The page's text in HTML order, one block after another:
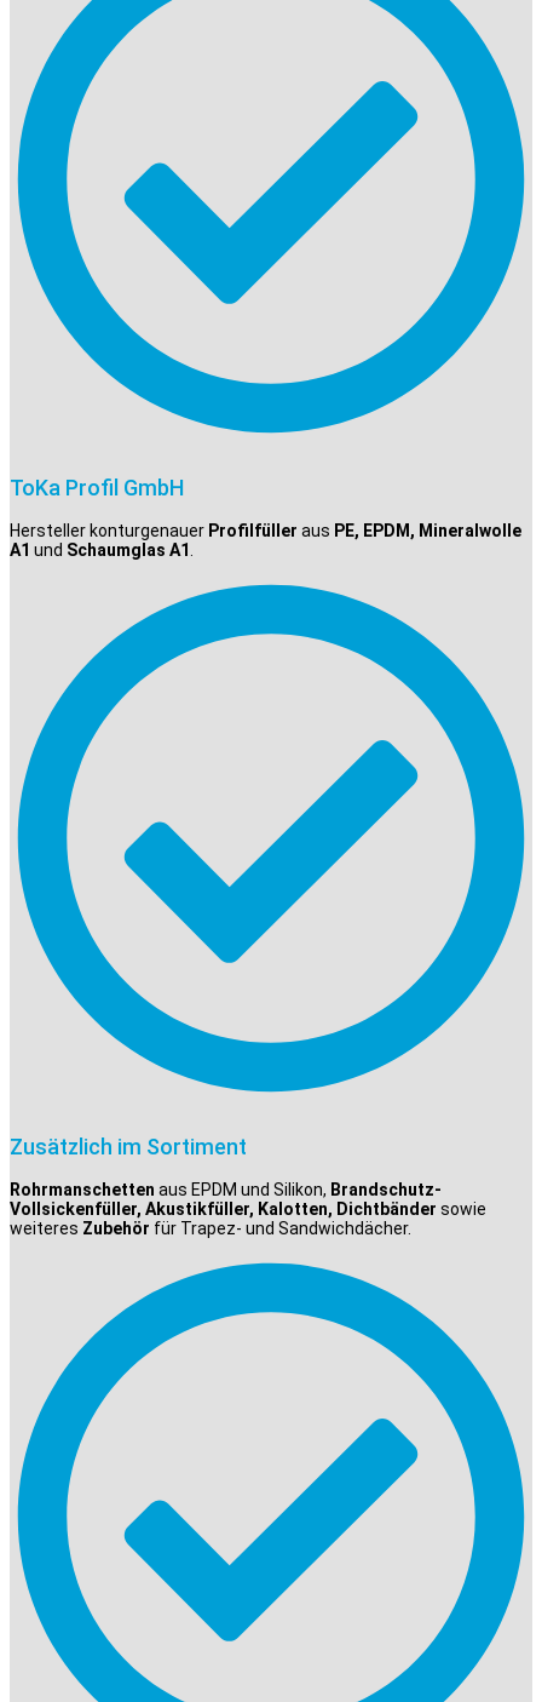
ToKa Profil GmbH
Hersteller konturgenauer Profilfüller aus PE, EPDM, Mineralwolle
A1 und Schaumglas A1.
Zusätzlich im Sortiment
Rohrmanschetten aus EPDM und Silikon, Brandschutz-
Vollsickenfüller, Akustikfüller, Kalotten, Dichtbänder sowie
weiteres Zubehör für Trapez- und Sandwichdächer.